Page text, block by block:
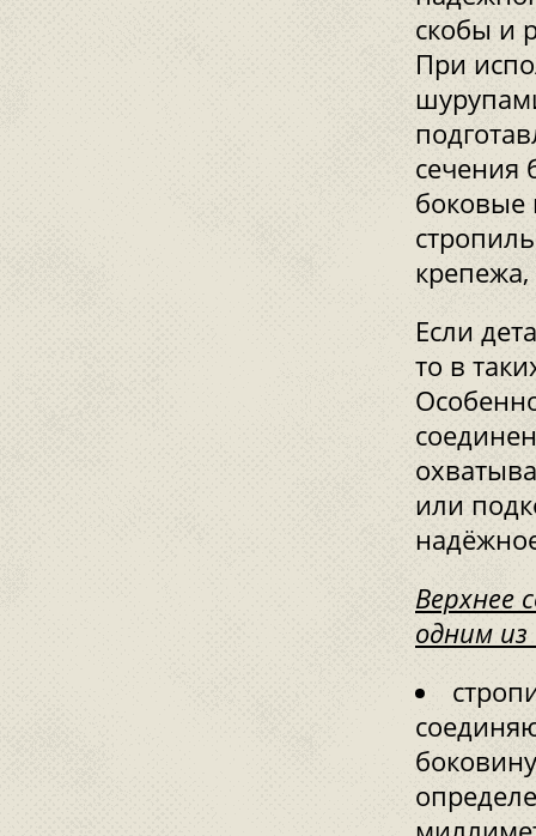
скобы и
При
сечения
боковые
Если
то в
или
Верхнее
одним из